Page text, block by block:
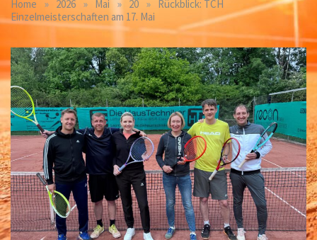
Home » 2026 » Mai » 20 » Rückblick: TCH
Einzelmeisterschaften am 17. Mai